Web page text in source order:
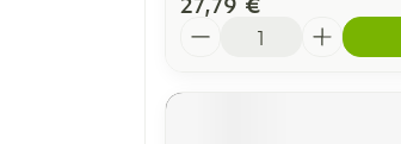
Quantité